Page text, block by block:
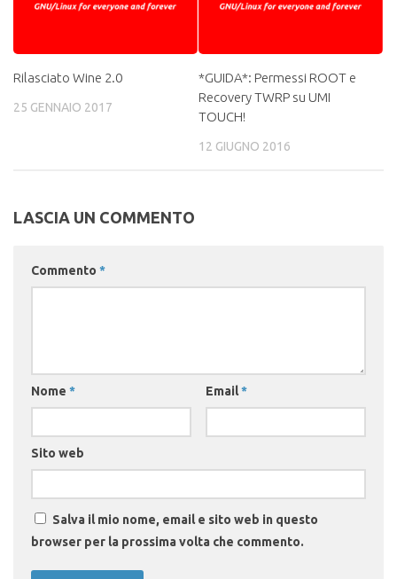
Rilasciato Wine 2.0
25 GENNAIO 2017
*GUIDA*: Permessi ROOT e
Recovery TWRP su UMI
TOUCH!
12 GIUGNO 2016
LASCIA UN COMMENTO
Commento *
Nome * Email*
Sito web
Salva il mio nome, email e sito web in questo
browser per la prossima volta che commento.